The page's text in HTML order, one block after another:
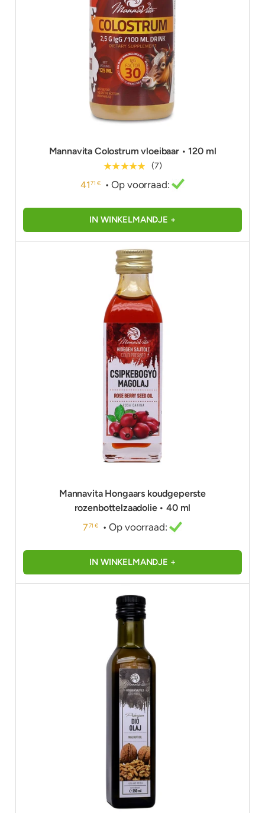
Mannavita Colostrum vloeibaar • 120 ml
★★★★★ (7)
41 71 € • Op voorraad:
IN WINKELMANDJE +
Mannavita Hongaars koudgeperste
rozenbottelzaadolie • 40 ml
771 € • Op voorraad:
IN WINKELMANDJE +